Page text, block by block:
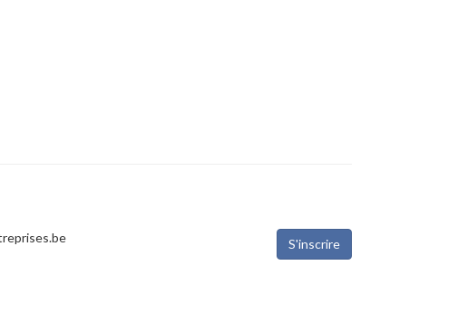
S'inscrire